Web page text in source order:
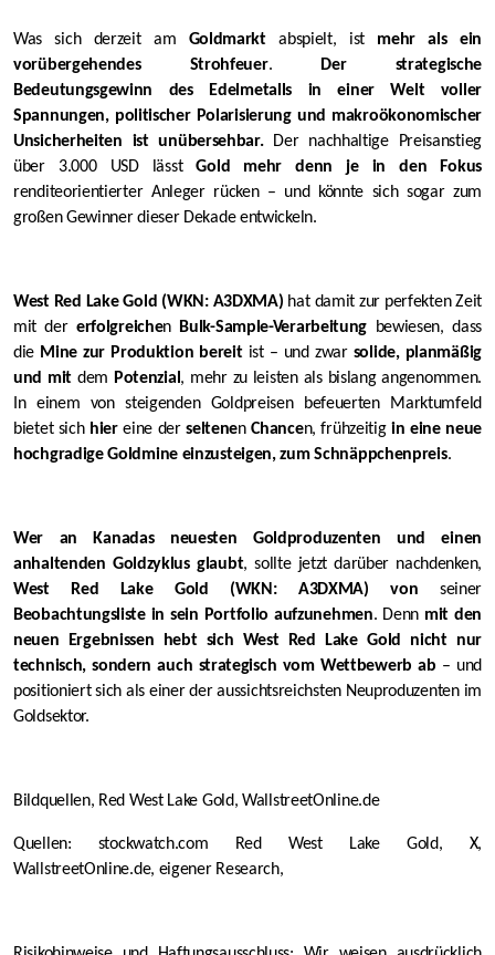
Was sich derzeit am Goldmarktabspielt, ist mehr als ein
vorübergehendes Strohfeuer.
Der strategische
Bedeutungsgewinn des Edelmetalls in einer Welt voller
Spannungen, politischer Polarisierung und makroökonomischer
Unsicherheiten ist unübersehbar.Der nachhaltige Preisanstieg
über 3.000 USD lässtGold mehr denn je in den Fokus
renditeorientierter Anleger rücken – und könnte sich sogar zum
großen Gewinner dieser Dekade entwickeln.
West Red Lake Gold (WKN: A3DXMA) hat damit zur perfekten Zeit
mit der erfolgreichen Bulk-Sample-Verarbeitung bewiesen, dass
die Mine zur Produktion bereitist – und zwar solide, planmäßig
und mit dem Potenzial , mehr zu leisten als bislang angenommen.
In einem von steigenden Goldpreisen befeuerten Marktumfeld
bietet sich hiereine derseltenenChancen, frühzeitig in eine neue
hochgradige Goldmine einzusteigen, zum Schnäppchenpreis.
Wer an Kanadas neuesten Goldproduzenten und einen
anhaltenden Goldzyklus glaubt, sollte jetzt darüber nachdenken,
West Red Lake Gold (WKN: A3DXMA) von seiner
Beobachtungsliste in sein Portfolio aufzunehmen. Denn mit den
neuen Ergebnissen hebt sich West Red Lake Gold nicht nur
technisch, sondern auch strategisch vom Wettbewerb ab – und
positioniert sich als einer der aussichtsreichsten Neuproduzenten im
Goldsektor.
Bildquellen, Red West Lake Gold, WallstreetOnline.de
Quellen: stockwatch.com Red West Lake Gold, X,
WallstreetOnline.de, eigener Research,